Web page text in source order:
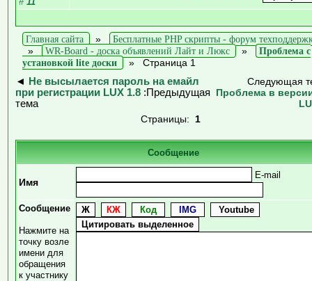
Главная сайта »
Бесплатные PHP скрипты - форум
»
WR-Board - доска объявлений Лайт и Люкс »
Проблема с
установкой lite доски
» Страница 1
◄
Не высылается пароль на емайл
при регистрации LUX 1.8 :Предыдущая
тема
Следующая
Проблема в
Страницы: 1
Сообщение
Имя
E-mail
Сообщение
Нажмите на
точку возле
имени для
обращения
к участнику